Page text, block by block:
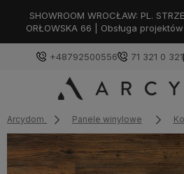
SHOWROOM WROCŁAW: PL.
ORŁOWSKA 66 | Obsługa
+48792500556 71 321 0 321
Arcydom Panele winylowe